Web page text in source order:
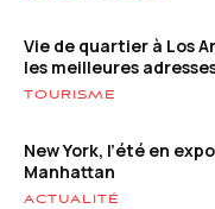
Vie de quartier à Los
les meilleures
TOURISME
New York, l’été en
Manhattan
ACTUALITÉ